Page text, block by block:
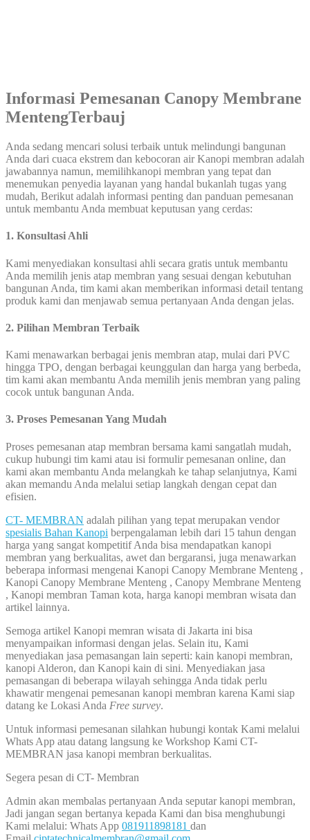
Informasi Pemesanan Canopy Membrane
MentengTerbauj
Anda sedang mencari solusi terbaik untuk melindungi bangunan
Anda dari cuaca ekstrem dan kebocoran air Kanopi membran adalah
jawabannya namun, memilihkanopi membran yang tepat dan
menemukan penyedia layanan yang handal bukanlah tugas yang
mudah, Berikut adalah informasi penting dan panduan pemesanan
untuk membantu Anda membuat keputusan yang cerdas:
1. Konsultasi Ahli
Kami menyediakan konsultasi ahli secara gratis untuk membantu
Anda memilih jenis atap membran yang sesuai dengan kebutuhan
bangunan Anda, tim kami akan memberikan informasi detail tentang
produk kami dan menjawab semua pertanyaan Anda dengan jelas.
2. Pilihan Membran Terbaik
Kami menawarkan berbagai jenis membran atap, mulai dari PVC
hingga TPO, dengan berbagai keunggulan dan harga yang berbeda,
tim kami akan membantu Anda memilih jenis membran yang paling
cocok untuk bangunan Anda.
3. Proses Pemesanan Yang Mudah
Proses pemesanan atap membran bersama kami sangatlah mudah,
cukup hubungi tim kami atau isi formulir pemesanan online, dan
kami akan membantu Anda melangkah ke tahap selanjutnya, Kami
akan memandu Anda melalui setiap langkah dengan cepat dan
efisien.
CT- MEMBRAN adalah pilihan yang tepat merupakan vendor
spesialis Bahan Kanopi berpengalaman lebih dari 15 tahun dengan
harga yang sangat kompetitif Anda bisa mendapatkan kanopi
membran yang berkualitas, awet dan bergaransi, juga menawarkan
beberapa informasi mengenai Kanopi Canopy Membrane Menteng ,
Kanopi Canopy Membrane Menteng , Canopy Membrane Menteng
, Kanopi membran Taman kota, harga kanopi membran wisata dan
artikel lainnya.
Semoga artikel Kanopi memran wisata di Jakarta ini bisa
menyampaikan informasi dengan jelas. Selain itu, Kami
menyediakan jasa pemasangan lain seperti: kain kanopi membran,
kanopi Alderon, dan Kanopi kain di sini. Menyediakan jasa
pemasangan di beberapa wilayah sehingga Anda tidak perlu
khawatir mengenai pemesanan kanopi membran karena Kami siap
datang ke Lokasi Anda Free survey.
Untuk informasi pemesanan silahkan hubungi kontak Kami melalui
Whats App atau datang langsung ke Workshop Kami CT-
MEMBRAN jasa kanopi membran berkualitas.
Segera pesan di CT- Membran
Admin akan membalas pertanyaan Anda seputar kanopi membran,
Jadi jangan segan bertanya kepada Kami dan bisa menghubungi
Kami melalui: Whats App 081911898181 dan